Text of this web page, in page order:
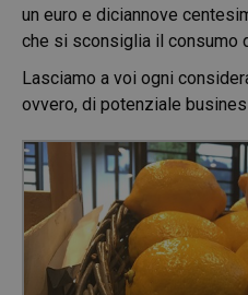
un euro e diciannove
che si sconsiglia il consumo
Lasciamo a voi ogni
ovvero, di potenziale